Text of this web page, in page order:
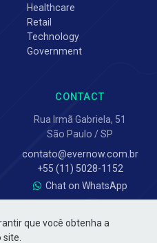
que você obtenha a
Healthcare
Retail
Technology
Government
CONTACT
Rua Irmã Gabriela, 51
São Paulo / SP
contato@evernow.com.br
+55 (11) 5028-1152
Chat on WhatsApp